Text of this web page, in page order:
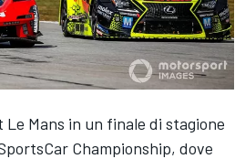
Mans in un finale di stagione
Championship, dove